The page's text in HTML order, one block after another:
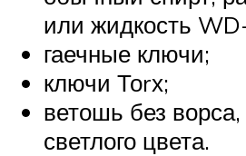
или жидкость
гаечные ключи;
ключи Тоrх;
ветошь без
светлого цвета.